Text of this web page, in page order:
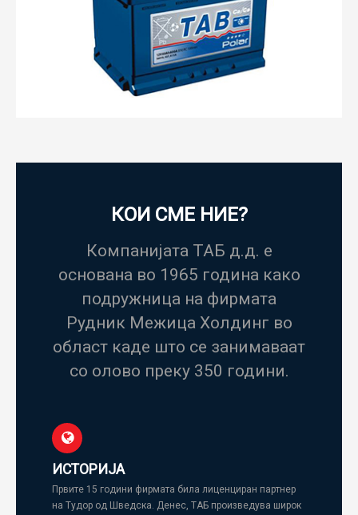
КОИ СМЕ НИЕ?
Компанијата ТАБ д.д. е
основана во 1965 година како
подружница на фирмата
Рудник Межица Холдинг во
област каде што се занимаваат
со олово преку 350 години.
ИСТОРИЈА
Првите 15 години фирмата била лиценциран партнер
на Тудор од Шведска. Денес, ТАБ произведува широк